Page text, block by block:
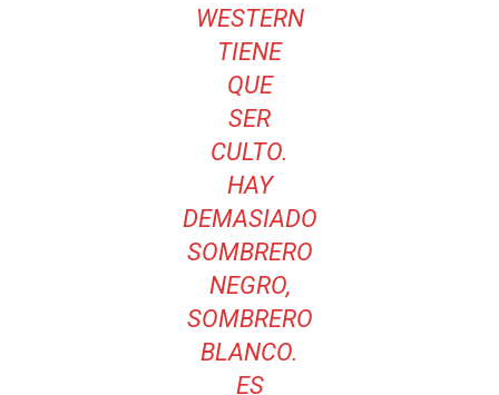
WESTERN
TIENE
QUE
SER
CULTO.
HAY
DEMASIADO
SOMBRERO
NEGRO,
SOMBRERO
BLANCO.
ES